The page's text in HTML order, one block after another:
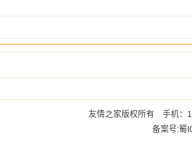
友情之家版权所有 手机：
备案号:蜀